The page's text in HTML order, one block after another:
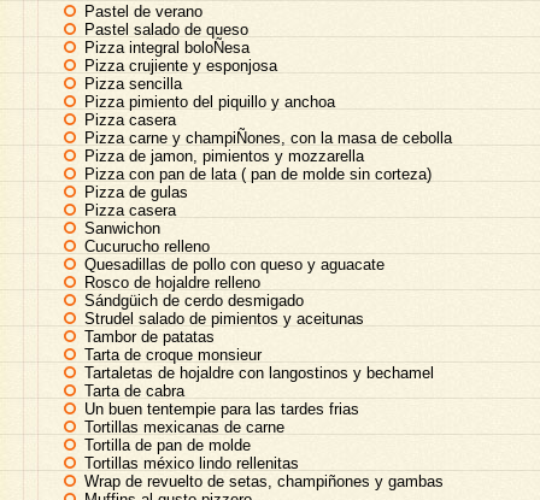
Pastel de verano
Pastel salado de queso
Pizza integral boloÑesa
Pizza crujiente y esponjosa
Pizza sencilla
Pizza pimiento del piquillo y anchoa
Pizza casera
Pizza carne y champiÑones, con la masa de cebolla
Pizza de jamon, pimientos y mozzarella
Pizza con pan de lata ( pan de molde sin corteza)
Pizza de gulas
Pizza casera
Sanwichon
Cucurucho relleno
Quesadillas de pollo con queso y aguacate
Rosco de hojaldre relleno
Sándgüich de cerdo desmigado
Strudel salado de pimientos y aceitunas
Tambor de patatas
Tarta de croque monsieur
Tartaletas de hojaldre con langostinos y bechamel
Tarta de cabra
Un buen tentempie para las tardes frias
Tortillas mexicanas de carne
Tortilla de pan de molde
Tortillas méxico lindo rellenitas
Wrap de revuelto de setas, champiñones y gambas